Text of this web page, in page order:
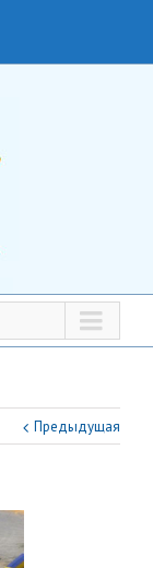
Предыдущая